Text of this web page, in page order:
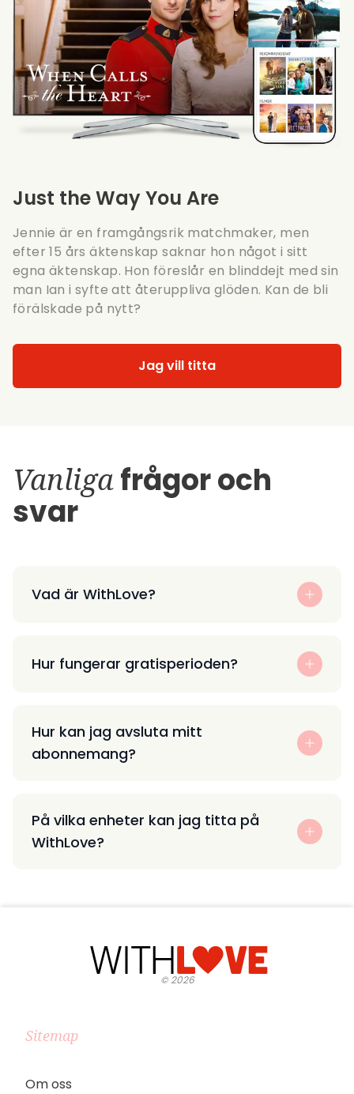
Just the Way You Are
Jennie är en framgångsrik matchmaker, men
efter 15 års äktenskap saknar hon något i sitt
egna äktenskap. Hon föreslår en blinddejt med sin
man Ian i syfte att återuppliva glöden. Kan de bli
förälskade på nytt?
Jag vill titta
Vanligafrågor och
svar
Vad är WithLove?
Hur fungerar gratisperioden?
Hur kan jag avsluta mitt
abonnemang?
På vilka enheter kan jag titta på
WithLove?
©2026
Sitemap
Om oss